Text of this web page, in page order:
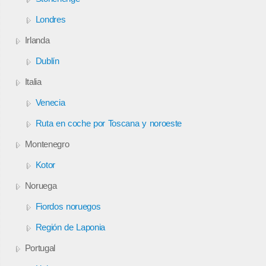
Londres
Irlanda
Dublín
Italia
Venecia
Ruta en coche por Toscana y noroeste
Montenegro
Kotor
Noruega
Fiordos noruegos
Región de Laponia
Portugal